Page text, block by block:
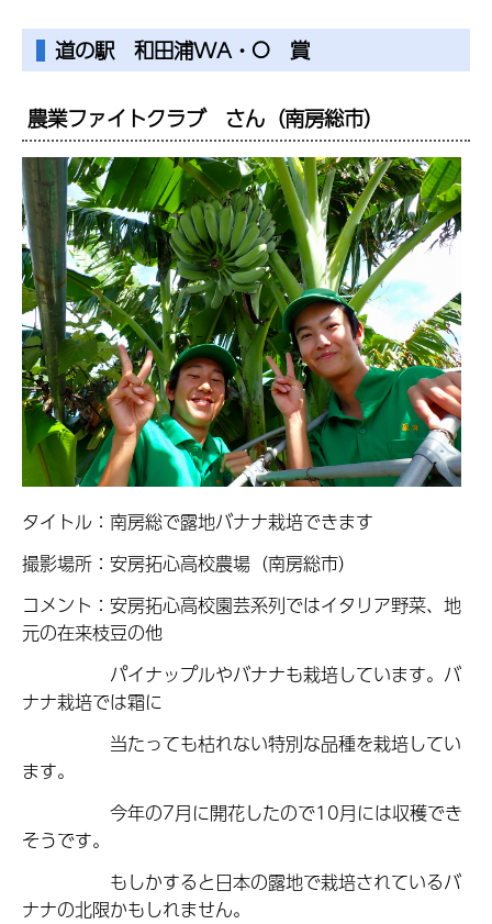
道の駅 和田浦WA・O 賞
農業ファイトクラブ さん（南房総市）
タイトル：南房総で露地バナナ栽培できます
撮影場所：安房拓心高校農場（南房総市）
コメント：安房拓心高校園芸系列ではイタリア野菜、地
元の在来枝豆の他
パイナップルやバナナも栽培しています。バ
ナナ栽培では霜に
当たっても枯れない特別な品種を栽培してい
ます。
今年の7月に開花したので10月には収穫でき
そうです。
もしかすると日本の露地で栽培されているバ
ナナの北限かもしれません。